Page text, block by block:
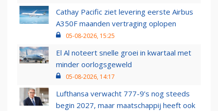
Cathay Pacific ziet levering eerste Airbus
A350F maanden vertraging oplopen
05-08-2026, 15:25
El Al noteert snelle groei in kwartaal met
minder oorlogsgeweld
05-08-2026, 14:17
Lufthansa verwacht 777-9’s nog steeds
begin 2027, maar maatschappij heeft ook